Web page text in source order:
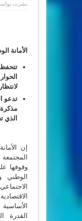
نشرت
الأمانة
تدعو
الذي
إن
وقوفها
الوطني
القدرة